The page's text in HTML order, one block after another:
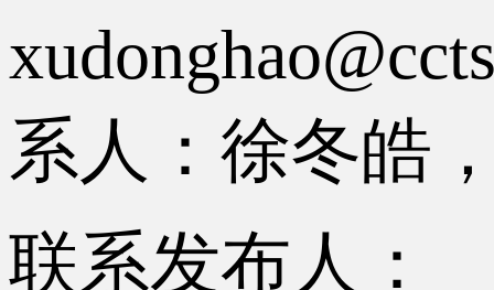
系人：徐冬皓
联系发布人：